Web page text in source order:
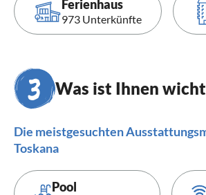
Ferienhaus
973 Unterkünfte
Was ist Ihnen
Die meistgesuchten
Toskana
Pool